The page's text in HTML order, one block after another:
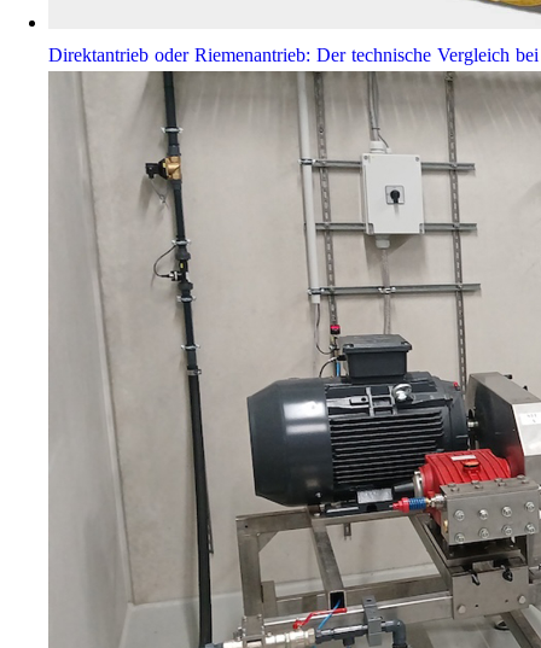
Direktantrieb oder Riemenantrieb: Der technische Vergleich